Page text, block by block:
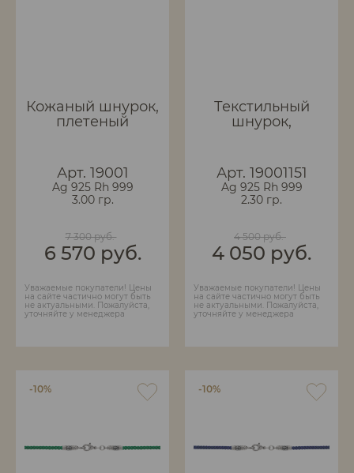
Кожаный шнурок,
плетеный
Арт. 19001
Ag 925 Rh 999
3.00 гр.
7 300 руб.
6 570 руб.
Уважаемые покупатели! Цены
на сайте частично могут быть
не актуальными. Пожалуйста,
уточняйте у менеджера
Текстильный
шнурок,
Арт. 19001151
Ag 925 Rh 999
2.30 гр.
4 500 руб.
4 050 руб.
Уважаемые покупатели! Цены
на сайте частично могут быть
не актуальными. Пожалуйста,
уточняйте у менеджера
-10% -10%